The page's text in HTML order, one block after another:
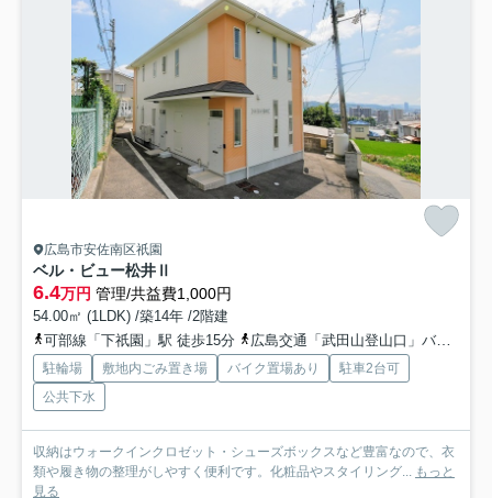
広島市安佐南区祇園
ベル・ビュー松井Ⅱ
6.4万円 管理/共益費1,000円
54.00㎡ (1LDK) /築14年 /2階建
可部線「下祇園」駅 徒歩15分
広島交通「武田山登山口」バス停下車 徒歩7分
駐輪場 敷地内ごみ置き場 バイク置場あり
駐車2台可
公共下水
収納はウォークインクロゼット・シューズボックスなど豊富なので、衣
類や履き物の整理がしやすく便利です。化粧品やスタイリング... もっと
見る